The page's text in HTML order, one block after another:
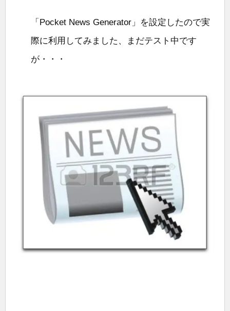
「Pocket News Generator」を設定したので実
際に利用してみました、まだテスト中です
が・・・